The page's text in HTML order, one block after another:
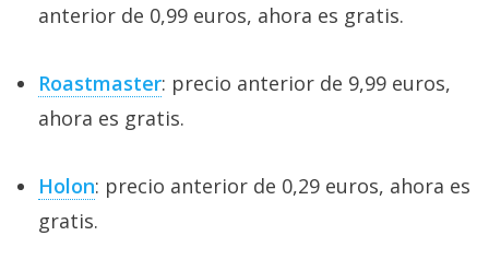
anterior de 0,99 euros, ahora es gratis.
Roastmaster: precio anterior de 9,99 euros,
ahora es gratis.
Holon: precio anterior de 0,29 euros, ahora es
gratis.